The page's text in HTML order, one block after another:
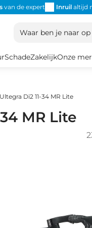
van de expert Inruil altijd
Waar ben je naar op
SchadeZakelijkOnze
Di2 11-34 MR Lite
MR Lite